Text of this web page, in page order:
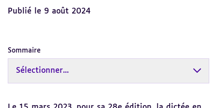
Publié le 9 août 2024
Sommaire
Sélectionner...